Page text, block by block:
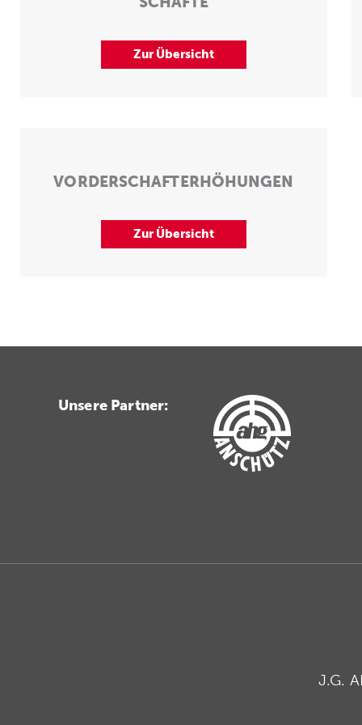
Zur Übersicht
VORDERSCHAFTERHÖHUNGEN
Zur Übersicht
Unsere Partner:
J.G.